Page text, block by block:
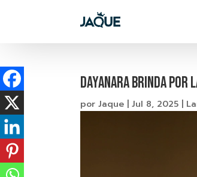
Dayanara brinda por
porJaque |Jul 8, 2025 |